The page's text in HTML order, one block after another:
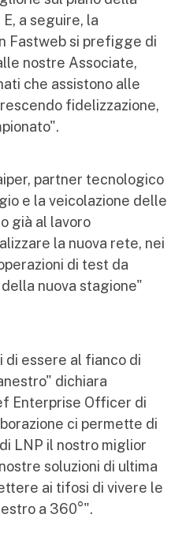
a seguire, la
Fastweb si prefigge di
nostre Associate,
che assistono alle
fidelizzazione,
partner tecnologico
e la veicolazione delle
già al lavoro
la nuova rete, nei
di test da
nuova stagione"
di essere al fianco di
dichiara
Enterprise Officer di
ci permette di
LNP il nostro miglior
soluzioni di ultima
ai tifosi di vivere le
a 360°".